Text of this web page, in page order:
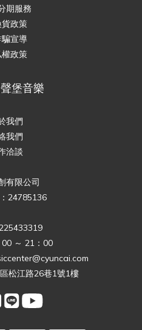
期服務
政策
騙宣導
權政策
堡音樂
我們
我們
洽談
有限公司
24785136
～ 21：00
松江路26巷1號1樓